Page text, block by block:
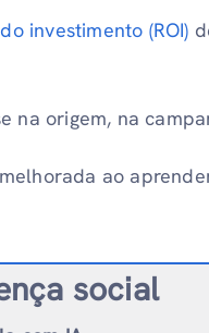
investimento (ROI)
na origem, na
ao
social